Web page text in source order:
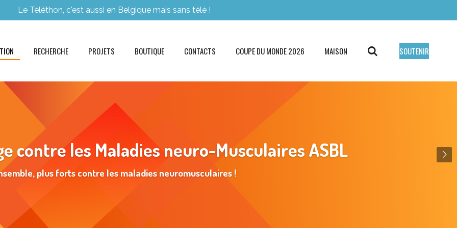
Le Téléthon, c'est aussi en Belgique mais sans télé !
RECHERCHE PROJETS BOUTIQUE CONTACTS COUPE DU MONDE 2026 MAISON SOUTENIR
contre les Maladies neuro-Musculaires ASBL
plus forts contre les maladies neuromusculaires !